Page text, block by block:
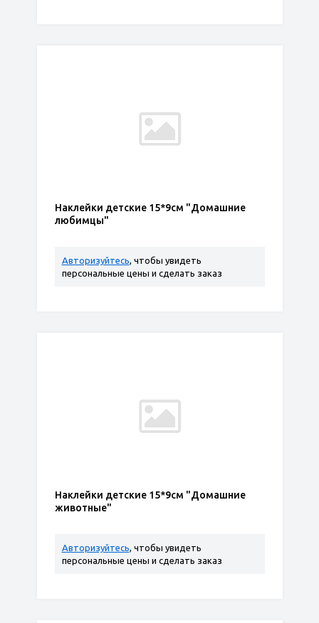
Наклейки детские 15*9см "Домашние
любимцы"
Авторизуйтесь, чтобы увидеть
персональные цены и сделать заказ
Наклейки детские 15*9см "Домашние
животные"
Авторизуйтесь, чтобы увидеть
персональные цены и сделать заказ